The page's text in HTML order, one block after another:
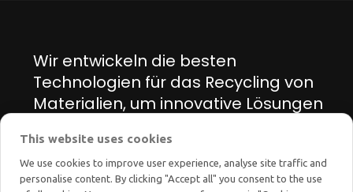
Wir entwickeln die besten
Technologien für das Recycling von
Materialien, um innovative Lösungen
zu finden.
This website uses cookies
We use cookies to improve user experience, analyse site traffic and
personalise content. By clicking "Accept all" you consent to the use